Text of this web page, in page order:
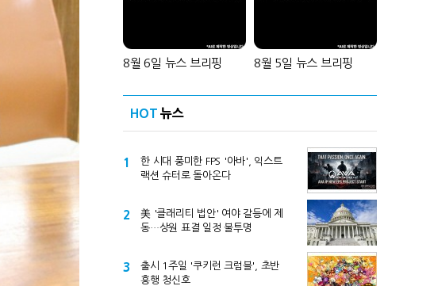
8월 6일 뉴스 브리핑 8월 5일 뉴스 브리핑
HOT 뉴스
1
한 시대 풍미한 FPS '아바', 익스트
랙션 슈터로 돌아온다
2
美 '클래리티 법안' 여야 갈등에 제
동…상원 표결 일정 불투명
3
출시 1주일 '쿠키런 크럼블', 초반
흥행 청신호